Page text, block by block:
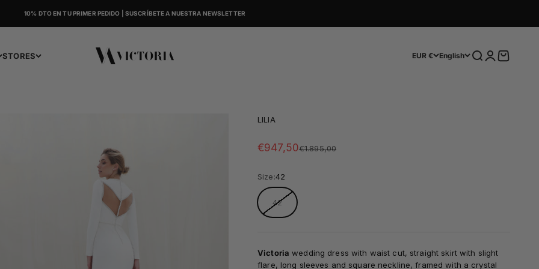
10% DTO EN TU PRIMER PEDIDO | SUSCRÍBETE A NUESTRA NEWSLETTER
STORES Victoria EUR € English SearchLoginCart
LILIA
Sale price
€947,50Regular price
€1.895,00
Size:42
42
Victoria wedding dress with waist cut, straight skirt with slight
flare, long sleeves and square neckline, framed with a crystal